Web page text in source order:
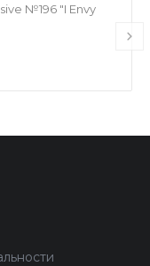
№196 "I Envy